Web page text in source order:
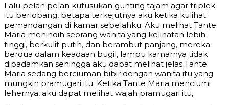
Lalu pelan pelan kutusukan gunting tajam agar triplek
itu berlobang, betapa terkejutnya aku ketika kulihat
pemandangan di kamar sebelahku. Aku melihat Tante
Maria menindih seorang wanita yang kelihatan lebih
tinggi, berkulit putih, dan berambut panjang, mereka
berdua dalam keadaan bugil, lampu kamarnya tidak
dipadamkan sehingga aku dapat melihat jelas Tante
Maria sedang berciuman bibir dengan wanita itu yang
mungkin pramugari itu. Ketika Tante Maria menciumi
lehernya, aku dapat melihat wajah pramugari itu,